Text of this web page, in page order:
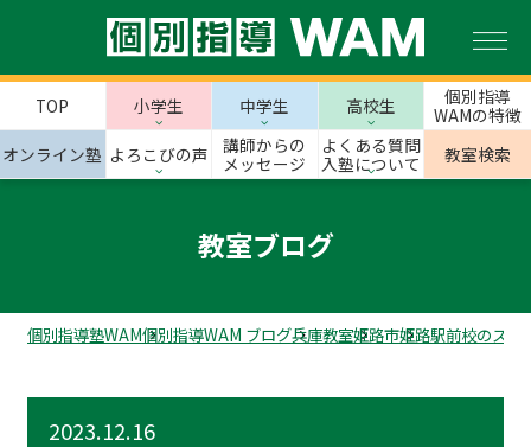
TOP 小学生 中学生 高校生
個別指導
WAMの特徴
オンライン塾 よろこびの声
講師からの
メッセージ
よくある質問
入塾について
教室検索
教室ブログ
個別指導塾WAM個別指導WAM ブログ兵庫教室姫路市姫路駅前校のスタ
2023.12.16